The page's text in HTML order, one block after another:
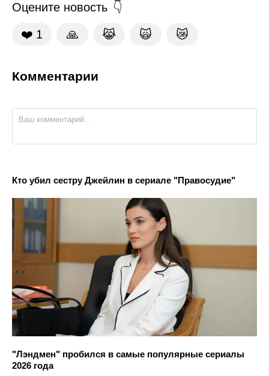
Оцените новость
❤️ 1 🙏 😹 🙀 😿
Комментарии
Кто убил сестру Джейлин в сериале "Правосудие"
"Лэндмен" пробился в самые популярные сериалы
2026 года